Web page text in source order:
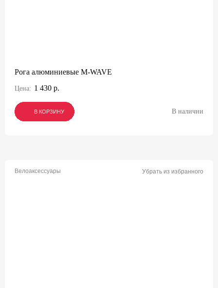
Рога алюминиевые M-WAVE
Цена: 1 430 р.
В КОРЗИНУ
В КОРЗИНУ
В КОРЗИНУ В наличии
Велоаксессуары Убрать из избранного